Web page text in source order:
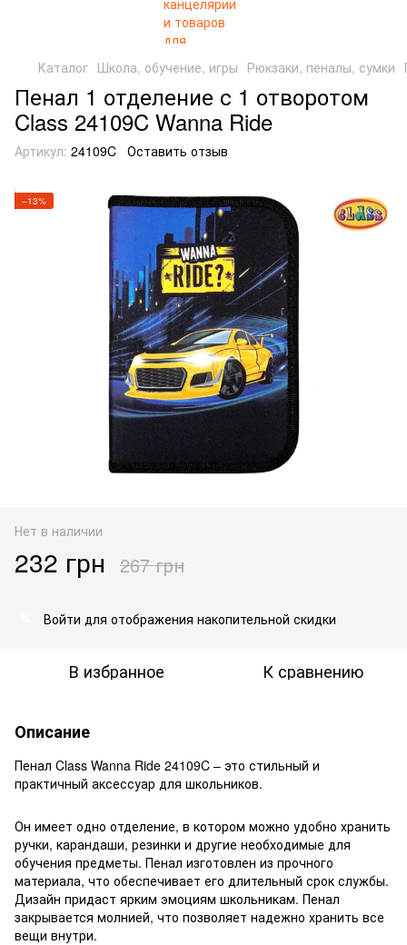
Каталог Школа, обучение, игры Рюкзаки, пеналы, сумки
Пенал 1 отделение с 1 отворотом
Class 24109C Wanna Ride
Артикул: 24109C Оставить отзыв
−13%
Нет в наличии
232 грн 267 грн
Войти для отображения накопительной скидки
В избранное К сравнению
Описание
Пенал Class Wanna Ride 24109C – это стильный и
практичный аксессуар для школьников.
Он имеет одно отделение, в котором можно удобно хранить
ручки, карандаши, резинки и другие необходимые для
обучения предметы. Пенал изготовлен из прочного
материала, что обеспечивает его длительный срок службы.
Дизайн придаст ярким эмоциям школьникам. Пенал
закрывается молнией, что позволяет надежно хранить все
вещи внутри.